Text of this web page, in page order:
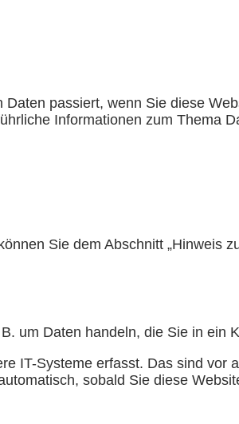
passiert, wenn Sie diese
Informationen zum Thema
Sie dem Abschnitt „Hinweis
um Daten handeln, die Sie in ein
IT-Systeme erfasst. Das sind vor
sobald Sie diese